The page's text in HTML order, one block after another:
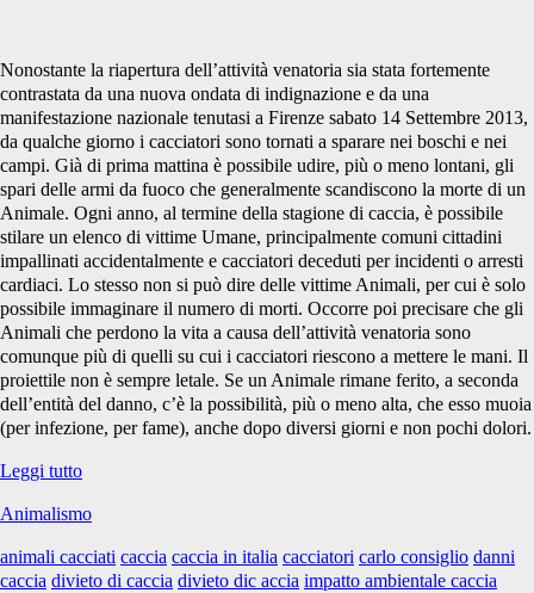
Nonostante la riapertura dell’attività venatoria sia stata fortemente
contrastata da una nuova ondata di indignazione e da una
manifestazione nazionale tenutasi a Firenze sabato 14 Settembre 2013,
da qualche giorno i cacciatori sono tornati a sparare nei boschi e nei
campi. Già di prima mattina è possibile udire, più o meno lontani, gli
spari delle armi da fuoco che generalmente scandiscono la morte di un
Animale. Ogni anno, al termine della stagione di caccia, è possibile
stilare un elenco di vittime Umane, principalmente comuni cittadini
impallinati accidentalmente e cacciatori deceduti per incidenti o arresti
cardiaci. Lo stesso non si può dire delle vittime Animali, per cui è solo
possibile immaginare il numero di morti. Occorre poi precisare che gli
Animali che perdono la vita a causa dell’attività venatoria sono
comunque più di quelli su cui i cacciatori riescono a mettere le mani. Il
proiettile non è sempre letale. Se un Animale rimane ferito, a seconda
dell’entità del danno, c’è la possibilità, più o meno alta, che esso muoia
(per infezione, per fame), anche dopo diversi giorni e non pochi dolori.
Leggi tuttoQuanto
realmente
cacciatore?
Animalismo
animali cacciati caccia caccia in italia cacciatori carlo consiglio danni
caccia divieto di caccia divieto dic accia impatto ambientale caccia